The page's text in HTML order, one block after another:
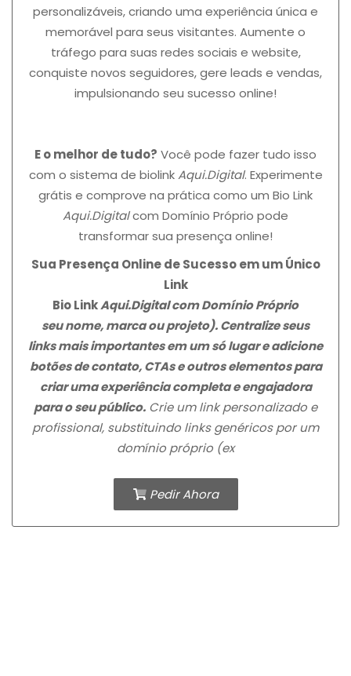
personalizáveis, criando uma experiência única e
memorável para seus visitantes. Aumente o
tráfego para suas redes sociais e website,
conquiste novos seguidores, gere leads e vendas,
impulsionando seu sucesso online!
E o melhor de tudo? Você pode fazer tudo isso
com o sistema de biolinkAqui.Digital. Experimente
grátis e comprove na prática como um Bio Link
Aqui.Digitalcom Domínio Próprio pode
transformar sua presença online!
Sua Presença Online de Sucesso em um Único
Link
Bio LinkAqui.Digitalcom Domínio Próprio
seu nome, marca ou projeto). Centralize seus
links mais importantes em um só lugar e adicione
botões de contato, CTAs e outros elementos para
criar uma experiência completa e engajadora
para o seu público. Crie um link personalizado e
profissional, substituindo links genéricos por um
domínio próprio (ex
Pedir Ahora